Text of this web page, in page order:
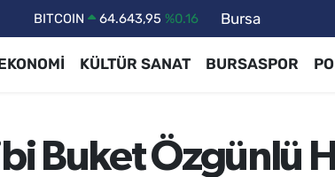
DOLAR 47,6006 %0.06
BİST100
13.799 %70
Bursa
KÜLTÜR SANAT BURSASPOR
Buket Özgünlü